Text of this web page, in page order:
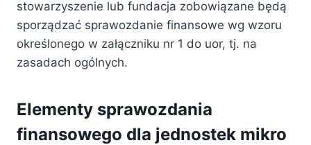
stowarzyszenie lub fundacja zobowiązane będą
sporządzać sprawozdanie finansowe wg wzoru
określonego w załączniku nr 1 do uor, tj. na
zasadach ogólnych.
Elementy sprawozdania
finansowego dla jednostek mikro